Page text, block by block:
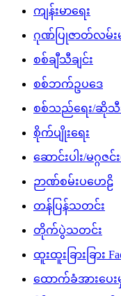
ကျန်းမာရေး
ဂုဏ်ပြုဇာတ်လမ်းမ
စစ်ချီသီချင်း
စစ်ဘက်ဥပဒေ
စစ်သည်ရေး/ဆိုသီချ
စိုက်ပျိုးရေး
ဆောင်းပါး/မဂ္ဂဇင်း
ဉာဏ်စမ်းပဟေဠိ
တန်ပြန်သတင်း
တိုက်ပွဲသတင်း
ထူးထူးခြားခြား
ထောက်ခံအားပေး